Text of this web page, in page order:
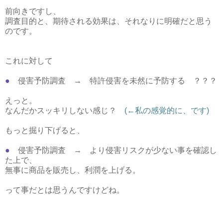
前向きですし、
調査目的と、期待される効果は、それなりに明確だと思う
のです。
これに対して
● 侵害予防調査 → 特許侵害を未然に予防する ？？？
えっと。
なんだかスッキリしない感じ？ (←私の感覚的に、です)
もっと掘り下げると、
● 侵害予防調査 → より侵害リスクが少ない事を確認し
た上で、
無事に商品を販売し、利潤を上げる。
って事だとは思うんですけどね。